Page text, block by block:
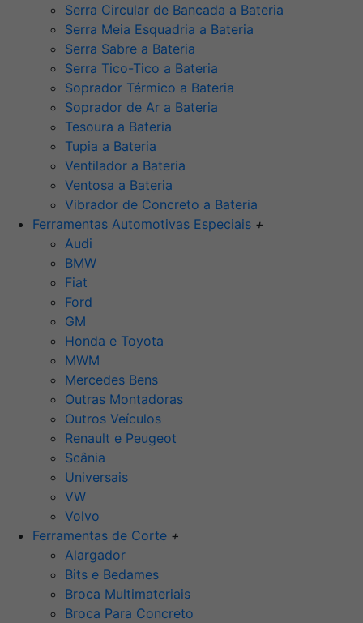
Serra Circular de Bancada a Bateria
Serra Meia Esquadria a Bateria
Serra Sabre a Bateria
Serra Tico-Tico a Bateria
Soprador Térmico a Bateria
Soprador de Ar a Bateria
Tesoura a Bateria
Tupia a Bateria
Ventilador a Bateria
Ventosa a Bateria
Vibrador de Concreto a Bateria
Ferramentas Automotivas Especiais +
Audi
BMW
Fiat
Ford
GM
Honda e Toyota
MWM
Mercedes Bens
Outras Montadoras
Outros Veículos
Renault e Peugeot
Scânia
Universais
VW
Volvo
Ferramentas de Corte +
Alargador
Bits e Bedames
Broca Multimateriais
Broca Para Concreto